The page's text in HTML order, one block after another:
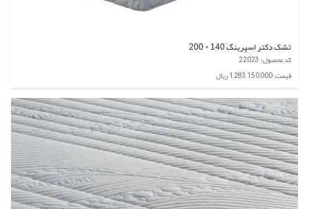
تشک دکتر اسپرینگ 140 * 200
کد محصول: 22023
قیمت: 1,283,150,000 ریال